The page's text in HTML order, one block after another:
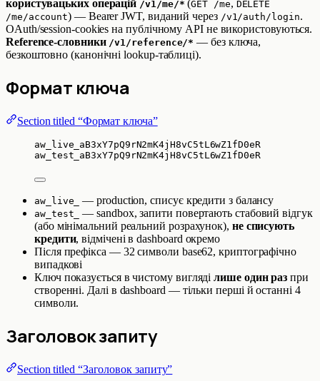
користувацьких операцій /v1/me/* (GET /me, DELETE
/me/account) — Bearer JWT, виданий через /v1/auth/login.
OAuth/session-cookies на публічному API не використовуються.
Reference-словники /v1/reference/* — без ключа,
безкоштовно (канонічні lookup-таблиці).
Формат ключа
Section titled “Формат ключа”
aw_live_aB3xY7pQ9rN2mK4jH8vC5tL6wZ1fD0eR
aw_test_aB3xY7pQ9rN2mK4jH8vC5tL6wZ1fD0eR
aw_live_ — production, списує кредити з балансу
aw_test_
— sandbox, запити повертають стабовий відгук
(або мінімальний реальний розрахунок), не списують
кредити, відмічені в dashboard окремо
Після префікса — 32 символи base62, криптографічно
випадкові
Ключ показується в чистому вигляділише один раз при
створенні. Далі в dashboard — тільки перші й останні 4
символи.
Заголовок запиту
Section titled “Заголовок запиту”